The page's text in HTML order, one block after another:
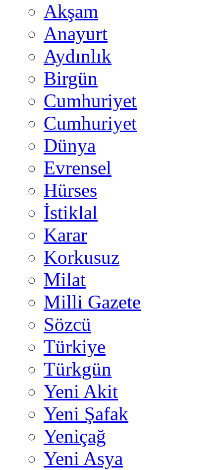
Akşam
Anayurt
Aydınlık
Birgün
Cumhuriyet
Cumhuriyet
Dünya
Evrensel
Hürses
İstiklal
Karar
Korkusuz
Milat
Milli Gazete
Sözcü
Türkiye
Türkgün
Yeni Akit
Yeni Şafak
Yeniçağ
Yeni Asya